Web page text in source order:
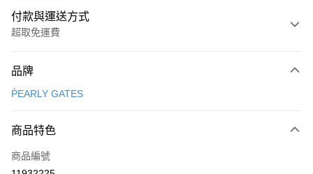
付款與運送方式
超取免運費
信用卡一次付款
LINE Pay
Apple Pay
品牌
ṔEARLY GATES
商品特色
商品編號